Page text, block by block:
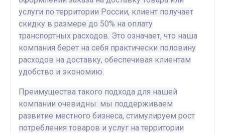
услуги по территории России, клиент получает
скидку в размере до 50% на оплату
транспортных расходов. Это означает, что наша
компания берет на себя практически половину
расходов на доставку, обеспечивая клиентам
удобство и экономию.
Преимущества такого подхода для нашей
компании очевидны: мы поддерживаем
развитие местного бизнеса, стимулируем рост
потребления товаров и услуг на территории